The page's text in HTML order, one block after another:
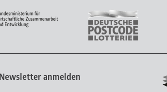
Newsletter anmelden